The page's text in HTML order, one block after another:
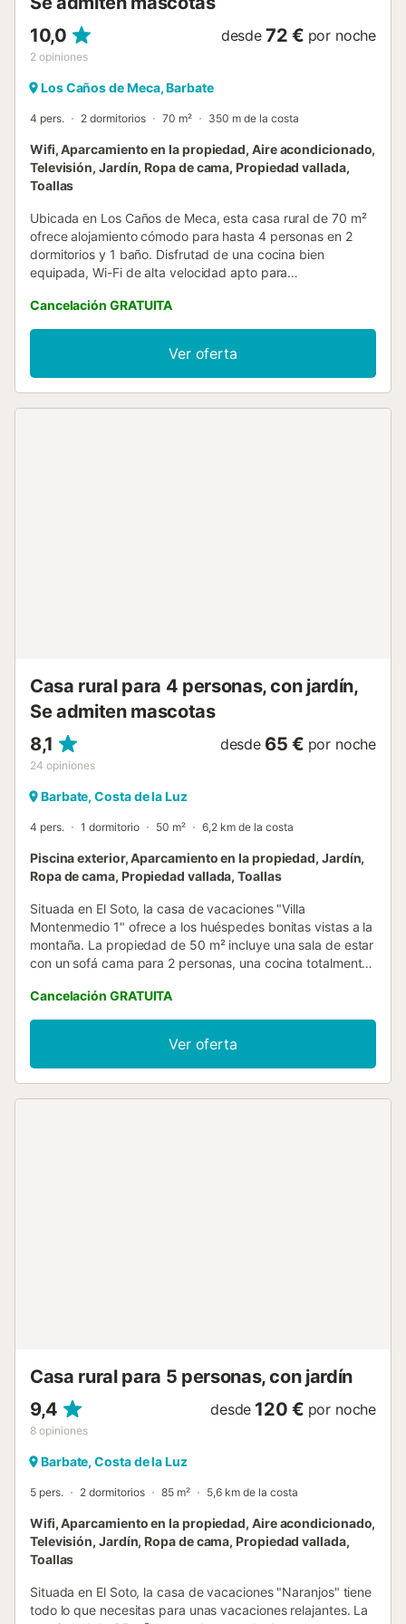
10,0
2 opiniones
desde 72 € por noche
Los Caños de Meca, Barbate
4 pers. 2 dormitorios 70 m² 350 m de la costa
Wifi, Aparcamiento en la propiedad, Aire acondicionado,
Televisión, Jardín, Ropa de cama, Propiedad vallada,
Toallas
Ubicada en Los Caños de Meca, esta casa rural de 70 m²
ofrece alojamiento cómodo para hasta 4 personas en 2
dormitorios y 1 baño. Disfrutad de una cocina bien
equipada, Wi-Fi de alta velocidad apto para
tanto por aire acondicionado como por radiador disponible
en invierno, ventilador disponible en verano, chimenea,
televisión y lavadora. Las familias con niños encontrarán
cuna y trona a vuestra disposición. Salid al jardín y terraza
privados, ideales para comidas al aire libre junto a vuestra
Cancelación GRATUITA
Ver oferta
Casa rural para 4 personas, con jardín,
Se admiten mascotas
8,1
24 opiniones
desde 65 € por noche
Barbate, Costa de la Luz
4 pers. 1 dormitorio 50 m² 6,2 km de la costa
Piscina exterior, Aparcamiento en la propiedad, Jardín,
Ropa de cama, Propiedad vallada, Toallas
Situada en El Soto, la casa de vacaciones "Villa
Montenmedio 1" ofrece a los huéspedes bonitas vistas a la
montaña. La propiedad de 50 m² incluye una sala de estar
con un sofá cama para 2 personas, una cocina totalmente
4 personas. También dispone de ventilador, lavadora y
televisión. También hay una cuna disponible. Lo más
destacado de este alojamiento es su zona exterior privada
con piscina (disponible de abril a octubre), jardín, terraza
descubierta, barbacoa y ducha exterior. Hay
Cancelación GRATUITA
Ver oferta
Casa rural para 5 personas, con jardín
9,4
8 opiniones
desde 120 € por noche
Barbate, Costa de la Luz
5 pers. 2 dormitorios 85 m² 5,6 km de la costa
Wifi, Aparcamiento en la propiedad, Aire acondicionado,
Televisión, Jardín, Ropa de cama, Propiedad vallada,
Toallas
Situada en El Soto, la casa de vacaciones "Naranjos" tiene
todo lo que necesitas para unas vacaciones relajantes. La